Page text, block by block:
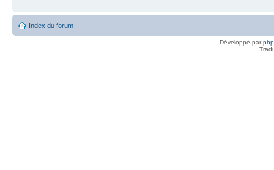
Index du forum
Développé par